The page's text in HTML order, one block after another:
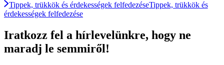
Tippek, trükkök és érdekességek felfedezéseTippek, trükkök és
érdekességek felfedezése
Iratkozz fel a hírlevelünkre, hogy ne
maradj le semmiről!